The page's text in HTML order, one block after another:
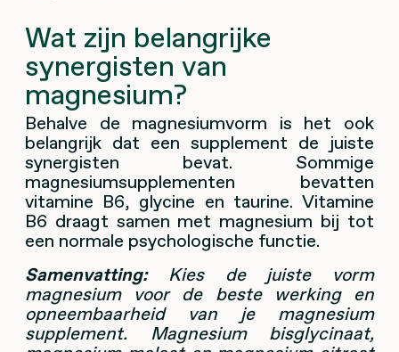
Wat zijn belangrijke
synergisten van
magnesium?
Behalve de magnesiumvorm is het ook
belangrijk dat een supplement de juiste
synergisten bevat. Sommige
magnesiumsupplementen bevatten
vitamine B6, glycine en taurine. Vitamine
B6 draagt samen met magnesium bij tot
een normale psychologische functie.
Samenvatting: Kies de juiste vorm
magnesium voor de beste werking en
opneembaarheid van je magnesium
supplement. Magnesium bisglycinaat,